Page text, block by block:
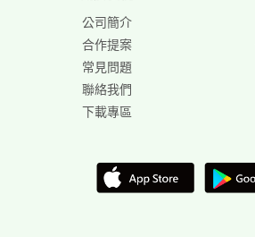
公司簡介
合作提案
常見問題
聯絡我們
下載專區